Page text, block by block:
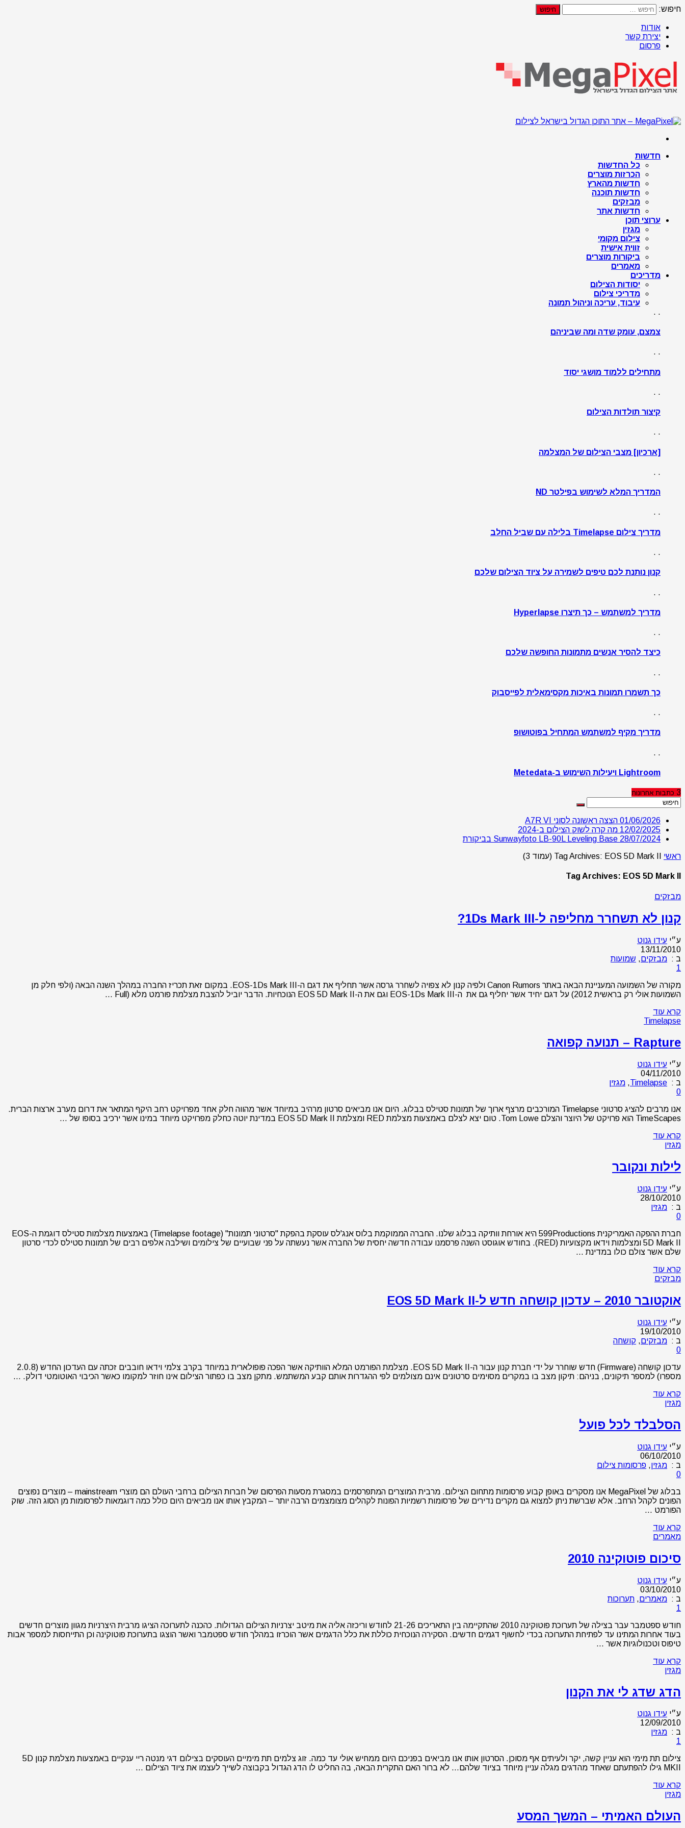
חיפוש:
אודות
יצירת קשר
פרסום
חדשות
כל החדשות
הכרזות מוצרים
חדשות מהארץ
חדשות תוכנה
מבזקים
חדשות אתר
ערוצי תוכן
מגזין
צילום מקומי
זווית אישית
ביקורות מוצרים
מאמרים
מדריכים
יסודות הצילום
מדריכי צילום
עיבוד, עריכה וניהול תמונה
. .
צמצם, עומק שדה ומה שביניהם
. .
מתחילים ללמוד מושגי יסוד
. .
קיצור תולדות הצילום
. .
[ארכיון] מצבי הצילום של המצלמה
. .
המדריך המלא לשימוש בפילטר ND
. .
מדריך צילום Timelapse בלילה עם שביל החלב
. .
קנון נותנת לכם טיפים לשמירה על ציוד הצילום שלכם
. .
מדריך למשתמש – כך תיצרו Hyperlapse
. .
כיצד להסיר אנשים מתמונות החופשה שלכם
. .
כך תשמרו תמונות באיכות מקסימאלית לפייסבוק
. .
מדריך מקיף למשתמש המתחיל בפוטושופ
. .
Lightroom ויעילות השימוש ב-Metedata
3 כתבות אחרונות
01/06/2026 הצצה ראשונה לסוני A7R VI
12/02/2025 מה קרה לשוק הצילום ב-2024
28/07/2024 Sunwayfoto LB-90L Leveling Base בביקורת
ראשי
Tag Archives: EOS 5D Mark II (עמוד 3)
Tag Archives: EOS 5D Mark II
מבזקים
קנון לא תשחרר מחליפה ל-1Ds Mark III?
ע״י עידו גנוט
13/11/2010
ב : מבזקים, שמועות
1
מקורה של השמועה המעניינת הבאה באתר Canon Rumors ולפיה קנון לא צפויה לשחרר גרסה אשר תחליף את דגם ה-EOS-1Ds Mark III. במקום זאת תכריז החברה במהלך השנה הבאה (ולפי חלק מן
השמועות אולי רק בראשית 2012) על דגם יחיד אשר יחליף גם את ה-EOS-1Ds Mark III וגם את ה-EOS 5D Mark II הנוכחיות. הדבר יוביל להצבת מצלמת פורמט מלא (Full …
קרא עוד
Timelapse
Rapture – תנועה קפואה
ע״י עידו גנוט
04/11/2010
ב : Timelapse
, מגזין
0
אנו מרבים להציג סרטוני Timelapse המורכבים מרצף ארוך של תמונות סטילס בבלוג. היום אנו מביאים סרטון מרהיב במיוחד אשר מהווה חלק אחד מפרויקט רחב היקף המתאר את דרום מערב ארצות הברית.
TimeScapes הוא פרויקט של היוצר והצלם Tom Lowe. טום יצא לצלם באמצעות מצלמת RED ומצלמת EOS 5D Mark II במדינת יוטה כחלק מפרויקט מיוחד במינו אשר ירכיב בסופו של …
קרא עוד
מגזין
לילות ונקובר
ע״י עידו גנוט
28/10/2010
ב : מגזין
0
חברת ההפקה האמריקנית 599Productions היא אורחת וותיקה בבלוג שלנו. החברה הממוקמת בלוס אנג'לס עוסקת בהפקת "סרטוני תמונות" (Timelapse footage) באמצעות מצלמות סטילס דוגמת ה-EOS
5D Mark II ומצלמות וידאו מקצועיות (RED). בחודש אוגוסט השנה פרסמנו עבודה חדשה יחסית של החברה אשר נעשתה על פני שבועיים של צילומים ושילבה אלפים רבים של תמונות סטילס לכדי סרטון
שלם אשר צולם כולו במדינת …
קרא עוד
מבזקים
אוקטובר 2010 – עדכון קושחה חדש ל-EOS 5D Mark II
ע״י עידו גנוט
19/10/2010
ב : מבזקים, קושחה
0
עדכון קושחה (Firmware) חדש שוחרר על ידי חברת קנון עבור ה-EOS 5D Mark II. מצלמת הפורמט המלא הוותיקה אשר הפכה פופולארית במיוחד בקרב צלמי וידאו חובבים זכתה עם העדכון החדש (2.0.8
מספרו) למספר תיקונים, בניהם: תיקון מצב בו במקרים מסוימים סרטונים אינם מצולמים לפי ההגדרות אותם קבע המשתמש. מתקן מצב בו כפתור הצילום אינו חוזר למקומו כאשר הכיבוי האוטומטי דולק. …
קרא עוד
מגזין
הסלבלד לכל פועל
ע״י עידו גנוט
06/10/2010
ב : מגזין, פרסומות צילום
0
בבלוג של MegaPixel אנו מסקרים באופן קבוע פרסומות מתחום הצילום. מרבית המוצרים המתפרסמים במסגרת מסעות הפרסום של חברות הצילום ברחבי העולם הם מוצרי mainstream – מוצרים נפוצים
הפונים לקהל הרחב. אלא שברשת ניתן למצוא גם מקרים נדירים של פרסומות רשמיות הפונות לקהלים מצומצמים הרבה יותר – המקבץ אותו אנו מביאים היום כולל כמה דוגמאות לפרסומות מן הסוג הזה. שוק
הפורמט …
קרא עוד
מאמרים
סיכום פוטוקינה 2010
ע״י עידו גנוט
03/10/2010
ב : מאמרים, תערוכות
1
חודש ספטמבר עבר בצילה של תערוכת פוטוקינה 2010 שהתקיימה בין התאריכים 21-26 לחודש וריכזה אליה את מיטב יצרניות הצילום הגדולות. כהכנה לתערוכה הציגו מרבית היצרניות מגוון מוצרים חדשים
בעוד אחרות המתינו עד לפתיחת התערוכה בכדי לחשוף דגמים חדשים. הסקירה הנוכחית כוללת את כלל הדגמים אשר הוכרזו במהלך חודש ספטמבר ואשר הוצגו בתערוכת פוטוקינה וכן התייחסות למספר אבות
טיפוס וטכנולוגיות אשר …
קרא עוד
מגזין
הדג שדג לי את הקנון
ע״י עידו גנוט
12/09/2010
ב : מגזין
1
צילום תת מימי הוא עניין קשה, יקר ולעיתים אף מסוכן. הסרטון אותו אנו מביאים בפניכם היום ממחיש אולי עד כמה. זוג צלמים תת מימיים העוסקים בצילום דגי מנטה ריי ענקיים באמצעות מצלמת קנון 5D
MKII גילו להפתעתם שאחד מהדגים מגלה עניין מיוחד בציוד שלהם… לא ברור האם התקרית הבאה, בה החליט לו הדג הגדול בקבוצה לשייך לעצמו את ציוד הצילום …
קרא עוד
מגזין
העולם האמיתי – המשך המסע